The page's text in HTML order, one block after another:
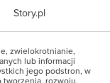
Story.pl
zwielokrotnianie,
lub informacji
jego podstron, w